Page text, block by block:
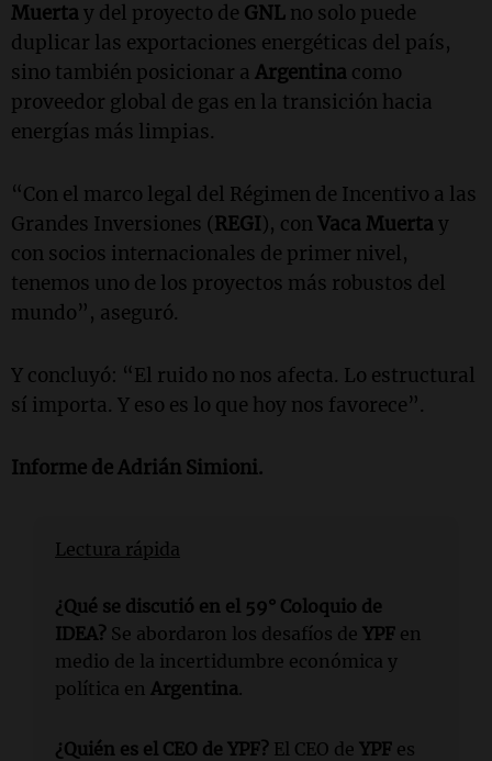
Muerta y del proyecto de GNL no solo puede
duplicar las exportaciones energéticas del país,
sino también posicionar a Argentina como
proveedor global de gas en la transición hacia
energías más limpias.
“Con el marco legal del Régimen de Incentivo a las
Grandes Inversiones (REGI), conVaca Muerta y
con socios internacionales de primer nivel,
tenemos uno de los proyectos más robustos del
mundo”, aseguró.
Y concluyó: “El ruido no nos afecta. Lo estructural
sí importa. Y eso es lo que hoy nos favorece”.
Informe de Adrián Simioni.
Lectura rápida
¿Qué se discutió en el 59° Coloquio de
IDEA? Se abordaron los desafíos de YPF en
medio de la incertidumbre económica y
política en Argentina.
¿Quién es el CEO de YPF? El CEO de YPF es